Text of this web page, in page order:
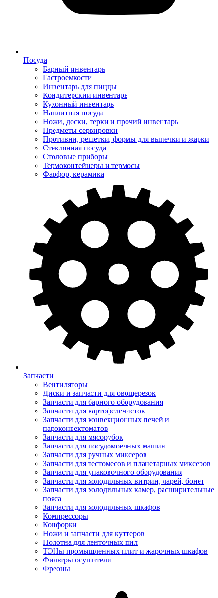
Посуда
Барный инвентарь
Гастроемкости
Инвентарь для пиццы
Кондитерский инвентарь
Кухонный инвентарь
Наплитная посуда
Ножи, доски, терки и прочий инвентарь
Предметы сервировки
Противни, решетки, формы для выпечки и жарки
Стеклянная посуда
Столовые приборы
Термоконтейнеры и термосы
Фарфор, керамика
Запчасти
Вентиляторы
Диски и запчасти для овощерезок
Запчасти для барного оборудования
Запчасти для картофелечисток
Запчасти для конвекционных печей и
пароконвектоматов
Запчасти для мясорубок
Запчасти для посудомоечных машин
Запчасти для ручных миксеров
Запчасти для тестомесов и планетарных миксеров
Запчасти для упаковочного оборудования
Запчасти для холодильных витрин, ларей, бонет
Запчасти для холодильных камер, расширительные
пояса
Запчасти для холодильных шкафов
Компрессоры
Конфорки
Ножи и запчасти для куттеров
Полотна для ленточных пил
ТЭНы промышленных плит и жарочных шкафов
Фильтры осушители
Фреоны